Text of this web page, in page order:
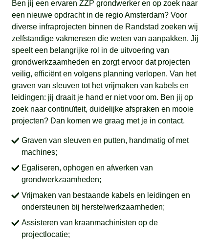
Ben jij een ervaren ZZP grondwerker en op zoek naar
een nieuwe opdracht in de regio Amsterdam? Voor
diverse infraprojecten binnen de Randstad zoeken wij
zelfstandige vakmensen die weten van aanpakken. Jij
speelt een belangrijke rol in de uitvoering van
grondwerkzaamheden en zorgt ervoor dat projecten
veilig, efficiënt en volgens planning verlopen. Van het
graven van sleuven tot het vrijmaken van kabels en
leidingen: jij draait je hand er niet voor om. Ben jij op
zoek naar continuïteit, duidelijke afspraken en mooie
projecten? Dan komen we graag met je in contact.
Graven van sleuven en putten, handmatig of met
machines;
Egaliseren, ophogen en afwerken van
grondwerkzaamheden;
Vrijmaken van bestaande kabels en leidingen en
ondersteunen bij herstelwerkzaamheden;
Assisteren van kraanmachinisten op de
projectlocatie;